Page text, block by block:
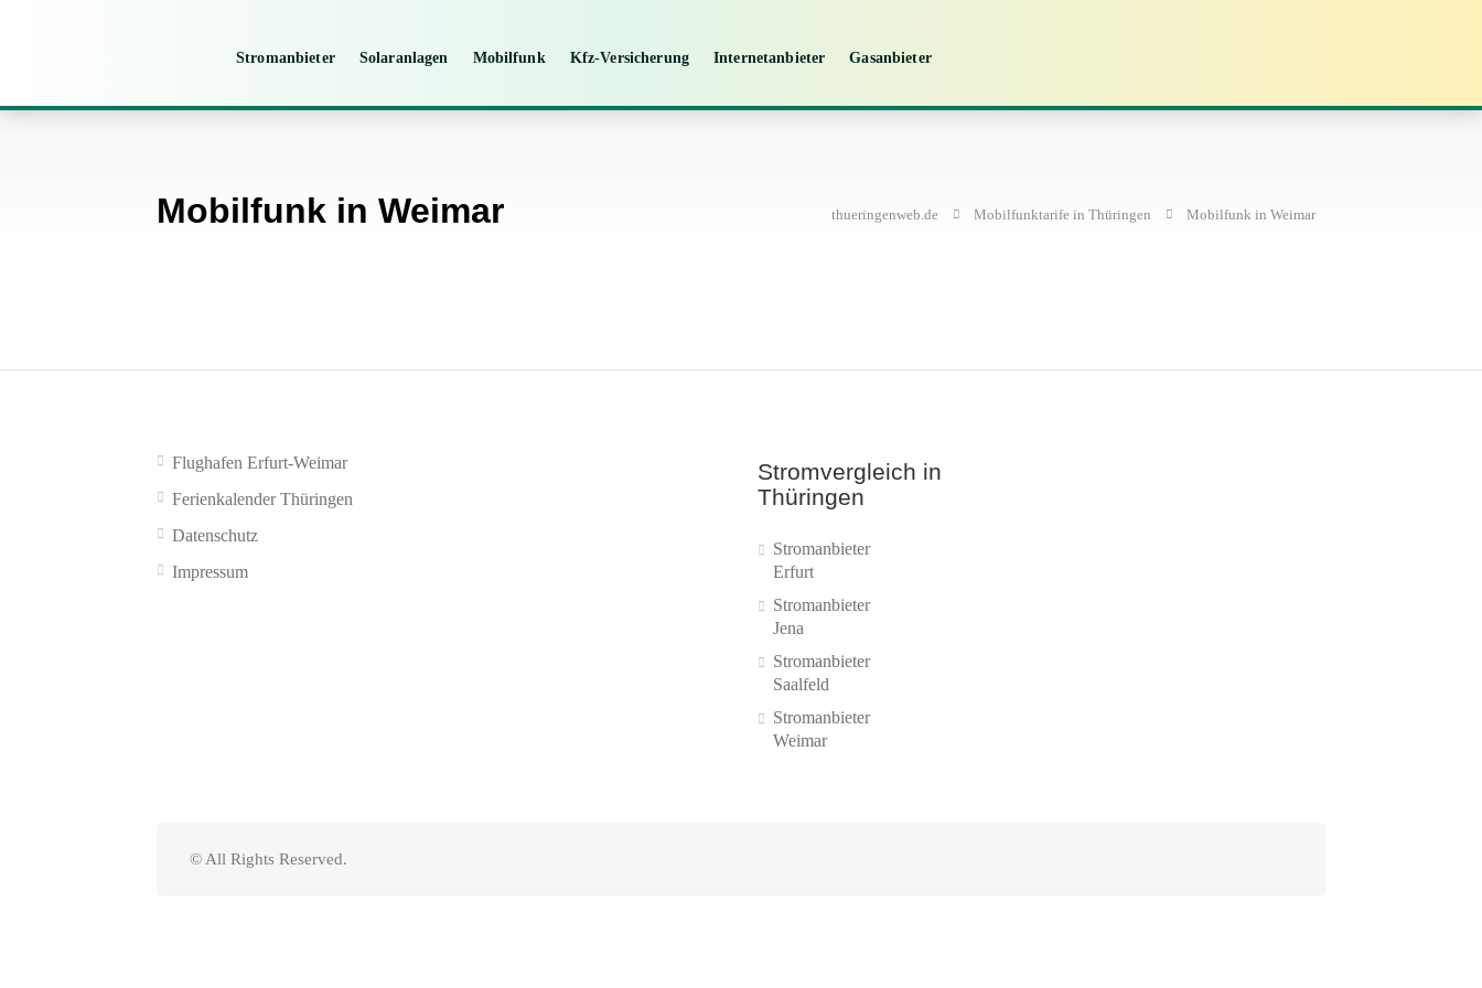
Stromanbieter Solaranlagen Mobilfunk Kfz-Versicherung Internetanbieter Gasanbieter
Mobilfunk in Weimar thueringenweb.de Mobilfunktarife in Thüringen Mobilfunk in Weimar
Flughafen Erfurt-Weimar
Ferienkalender Thüringen
Datenschutz
Impressum
Stromvergleich in
Thüringen
Stromanbieter
Erfurt
Stromanbieter
Jena
Stromanbieter
Saalfeld
Stromanbieter
Weimar
© All Rights Reserved.